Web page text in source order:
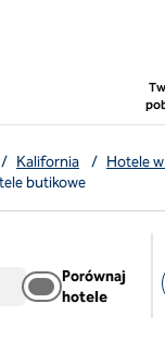
/ Kalifornia / Hotele
butikowe
Porównaj
hotele